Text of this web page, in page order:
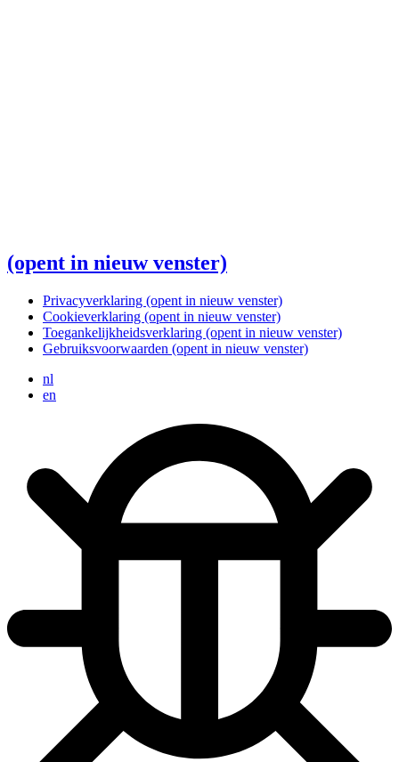
(opent in nieuw venster)
Privacyverklaring (opent in nieuw venster)
Cookieverklaring (opent in nieuw venster)
Toegankelijkheidsverklaring (opent in nieuw venster)
Gebruiksvoorwaarden (opent in nieuw venster)
nl
en